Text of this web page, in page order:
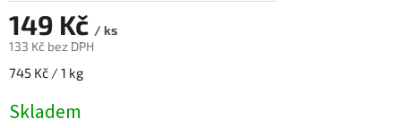
149 Kč / ks
133 Kč bez DPH
Měrná
745 Kč / 1 kg
Skladem